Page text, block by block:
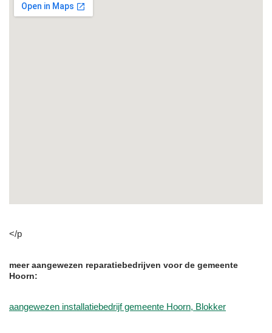
</p
meer aangewezen reparatiebedrijven voor de gemeente
Hoorn:
aangewezen installatiebedrijf gemeente Hoorn, Blokker